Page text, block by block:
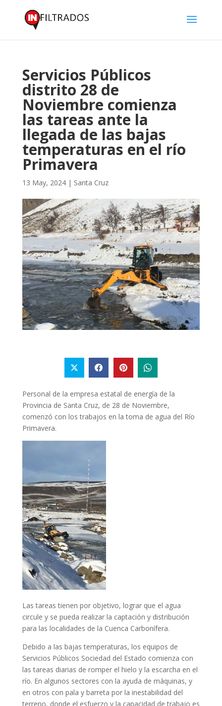
Servicios Públicos
distrito 28 de
Noviembre comienza
las tareas ante la
llegada de las bajas
temperaturas en el río
Primavera
13 May, 2024| Santa Cruz
Personal de la empresa estatal de energía de la
Provincia de Santa Cruz, de 28 de Noviembre,
comenzó con los trabajos en la toma de agua del Río
Primavera.
Las tareas tienen por objetivo, lograr que el agua
circule y se pueda realizar la captación y distribución
para las localidades de la Cuenca Carbonífera.
Debido a las bajas temperaturas, los equipos de
Servicios Públicos Sociedad del Estado comienza con
las tareas diarias de romper el hielo y la escarcha en el
río. En algunos sectores con la ayuda de máquinas, y
en otros con pala y barreta por la inestabilidad del
terreno, donde el esfuerzo y la capacidad de trabajo es